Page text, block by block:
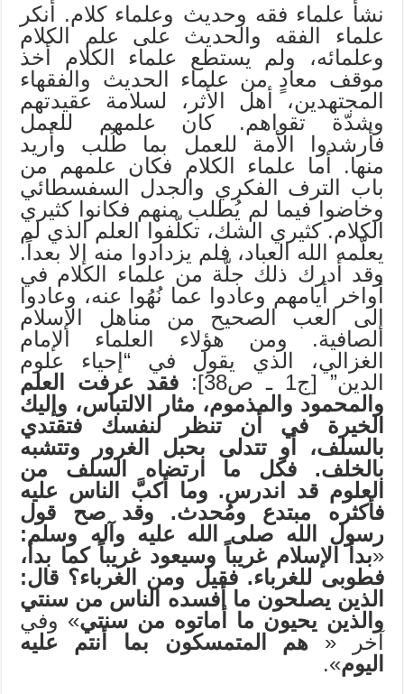
نشأ علماء فقه وحديث وعلماء كلام. أنكر
علماء الفقه والحديث على علم الكلام
وعلمائه، ولم يستطع علماء الكلام أخذ
موقف معادٍ من علماء الحديث والفقهاء
المجتهدين، أهل الأثر، لسلامة عقيدتهم
وشدّة تقواهم. كان علمهم للعمل
فأرشدوا الأمة للعمل بما طُلب وأريد
منها. أما علماء الكلام فكان علمهم من
باب الترف الفكري والجدل السفسطائي
وخاضوا فيما لم يُطلب منهم فكانوا كثيري
الكلام. كثيري الشك، تكلّفوا العلم الذي لم
يعلّمه الله العباد، فلم يزدادوا منه إلا بعداً.
وقد أدرك ذلك جلّة من علماء الكلام في
أواخر أيامهم وعادوا عما نُهُوا عنه، وعادوا
إلى العب الصحيح من مناهل الإسلام
الصافية. ومن هؤلاء العلماء الإمام
الغزالي، الذي يقول في “إحياء علوم
الدين” [ج1 ـ ص38]:
فقد عرفت العلم
والمحمود والمذموم، مثار الالتباس، وإليك
الخيرة في أن تنظر لنفسك فتقتدي
بالسلف، أو تتدلى بحبل الغرور وتتشبه
بالخلف. فكل ما ارتضاه السلف من
العلوم قد اندرس. وما أكبَّ الناس عليه
فأكثره مبتدع ومُحدث. وقد صح قول
رسول الله صلى الله عليه وآله وسلم:
«بدأ الإسلام غريباً وسيعود غريباً كما بدأ،
فطوبى للغرباء. فقيل ومن الغرباء؟ قال:
الذين يصلحون ما أفسده الناس من سنتي
والذين يحيون ما أماتوه من سنتي» وفي
آخر « هم المتمسكون بما أنتم عليه
اليوم».